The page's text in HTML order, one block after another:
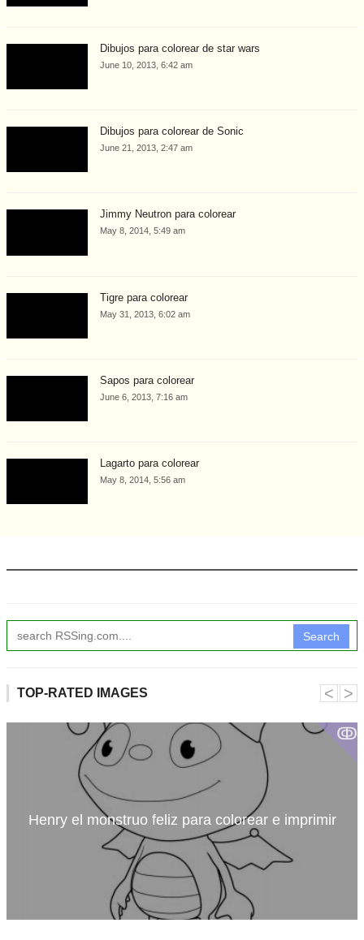
Dibujos para colorear de star wars
June 10, 2013, 6:42 am
Dibujos para colorear de Sonic
June 21, 2013, 2:47 am
Jimmy Neutron para colorear
May 8, 2014, 5:49 am
Tigre para colorear
May 31, 2013, 6:02 am
Sapos para colorear
June 6, 2013, 7:16 am
Lagarto para colorear
May 8, 2014, 5:56 am
Search
TOP-RATED IMAGES
ↂ
Henry el monstruo feliz para colorear e imprimir
˂ ˃